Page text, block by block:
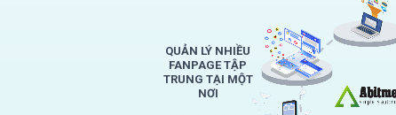
QUẢN LÝ NHIỀU
FANPAGE TẬP
TRUNG TẠI MỘT
NƠI